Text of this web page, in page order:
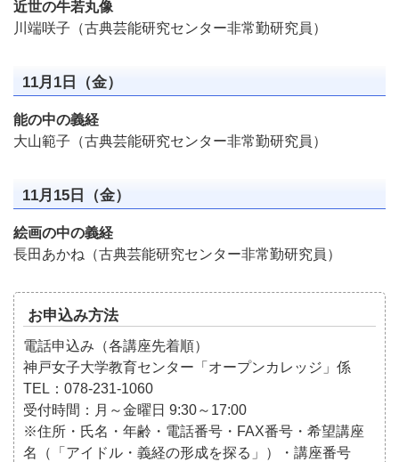
近世の牛若丸像
川端咲子（古典芸能研究センター非常勤研究員）
11月1日（金）
能の中の義経
大山範子（古典芸能研究センター非常勤研究員）
11月15日（金）
絵画の中の義経
長田あかね（古典芸能研究センター非常勤研究員）
お申込み方法
電話申込み（各講座先着順）
神戸女子大学教育センター「オープンカレッジ」係
TEL：078-231-1060
受付時間：月～金曜日 9:30～17:00
※住所・氏名・年齢・電話番号・FAX番号・希望講座
名（「アイドル・義経の形成を探る」）・講座番号